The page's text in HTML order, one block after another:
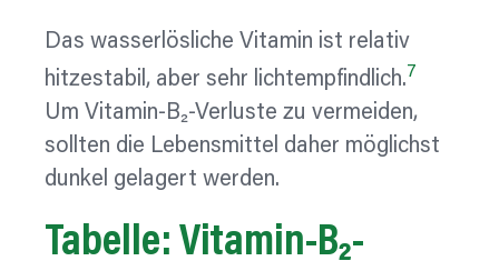
Das wasserlösliche Vitamin ist relativ
hitzestabil, aber sehr lichtempfindlich.7
Um Vitamin-B₂-Verluste zu vermeiden,
sollten die Lebensmittel daher möglichst
dunkel gelagert werden.
Tabelle: Vitamin-B₂-